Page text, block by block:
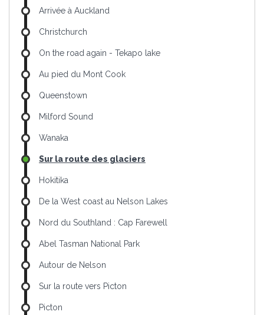
Arrivée à Auckland
Christchurch
On the road again - Tekapo lake
Au pied du Mont Cook
Queenstown
Milford Sound
Wanaka
Sur la route des glaciers
Hokitika
De la West coast au Nelson Lakes
Nord du Southland : Cap Farewell
Abel Tasman National Park
Autour de Nelson
Sur la route vers Picton
Picton